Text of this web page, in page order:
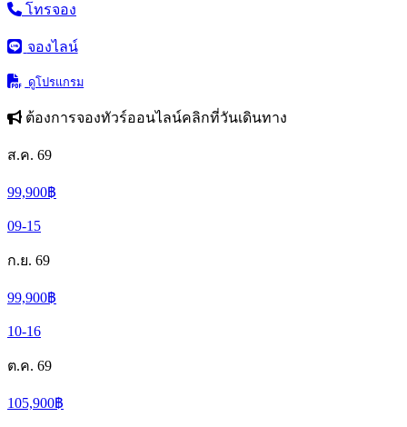
โทรจอง
จองไลน์
ดูโปรแกรม
ต้องการจองทัวร์ออนไลน์คลิกที่วันเดินทาง
ส.ค. 69
99,900฿
09-15
ก.ย. 69
99,900฿
10-16
ต.ค. 69
105,900฿